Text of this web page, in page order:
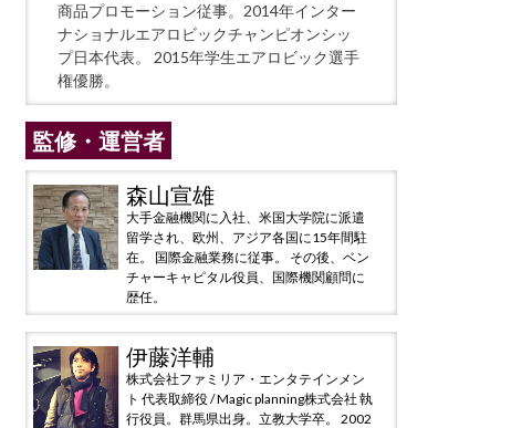
商品プロモーション従事。2014年インター
ナショナルエアロビックチャンピオンシッ
プ日本代表。 2015年学生エアロビック選手
権優勝。
監修・運営者
森山宣雄
大手金融機関に入社、米国大学院に派遣
留学され、欧州、アジア各国に15年間駐
在。 国際金融業務に従事。 その後、ベン
チャーキャピタル役員、国際機関顧問に
歴任。
伊藤洋輔
株式会社ファミリア・エンタテインメン
ト 代表取締役 / Magic planning株式会社 執
行役員。群馬県出身。立教大学卒。 2002